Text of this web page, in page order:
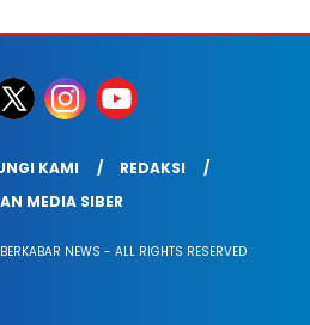
KAMI
REDAKSI
MEDIA SIBER
NEWS - ALL RIGHTS RESERVED